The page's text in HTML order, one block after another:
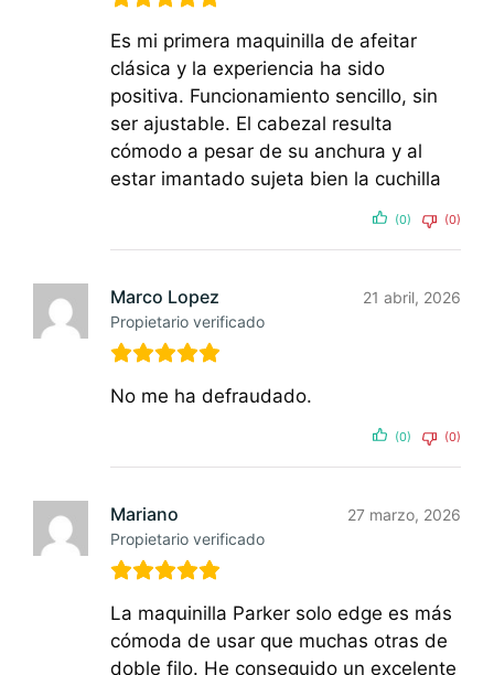
Es mi primera maquinilla de afeitar
clásica y la experiencia ha sido
positiva. Funcionamiento sencillo, sin
ser ajustable. El cabezal resulta
cómodo a pesar de su anchura y al
estar imantado sujeta bien la cuchilla
(0) (0)
Marco Lopez
Propietario verificado
21 abril, 2026
No me ha defraudado.
(0) (0)
Mariano
Propietario verificado
27 marzo, 2026
La maquinilla Parker solo edge es más
cómoda de usar que muchas otras de
doble filo. He conseguido un excelente